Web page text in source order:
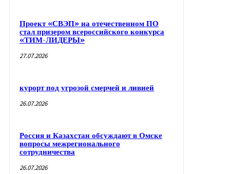
Проект «СВЭП» на отечественном ПО
стал призером всероссийского конкурса
«ТИМ-ЛИДЕРЫ»
27.07.2026
курорт под угрозой смерчей и ливней
26.07.2026
Россия и Казахстан обсуждают в Омске
вопросы межрегионального
сотрудничества
26.07.2026